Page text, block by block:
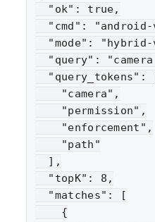
  "ok": true,
"cmd":
"mode": "hybrid-
"query":
"query_tokens":
    "camera",
    "permission",
    "enforcement",
    "path"
  ],
  "topK": 8,
  "matches": [
    {